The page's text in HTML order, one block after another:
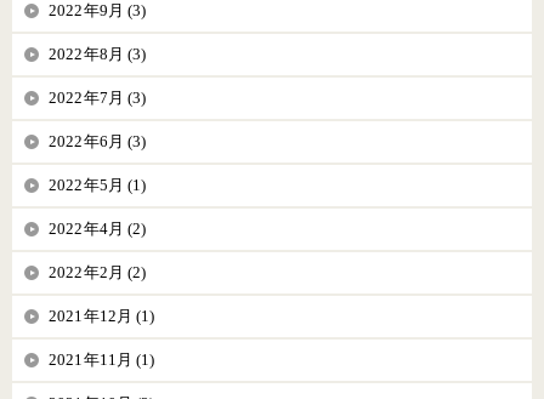
2022年9月 (3)
2022年8月 (3)
2022年7月 (3)
2022年6月 (3)
2022年5月 (1)
2022年4月 (2)
2022年2月 (2)
2021年12月 (1)
2021年11月 (1)